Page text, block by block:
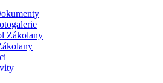
Zákolany